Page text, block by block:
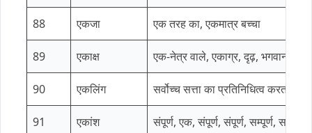
88 एकजा एक तरह का, एकमात्र बच्चा
89 एकाक्ष एक-नेत्र वाले, एकाग्र, दृढ़, भगवान शिव,
90 एकलिंग सर्वोच्च सत्ता का प्रतिनिधित्व करता
91 एकांश संपूर्ण, एक, संपूर्ण, संपूर्ण, सम्पूर्ण, सम्पूर्ण,